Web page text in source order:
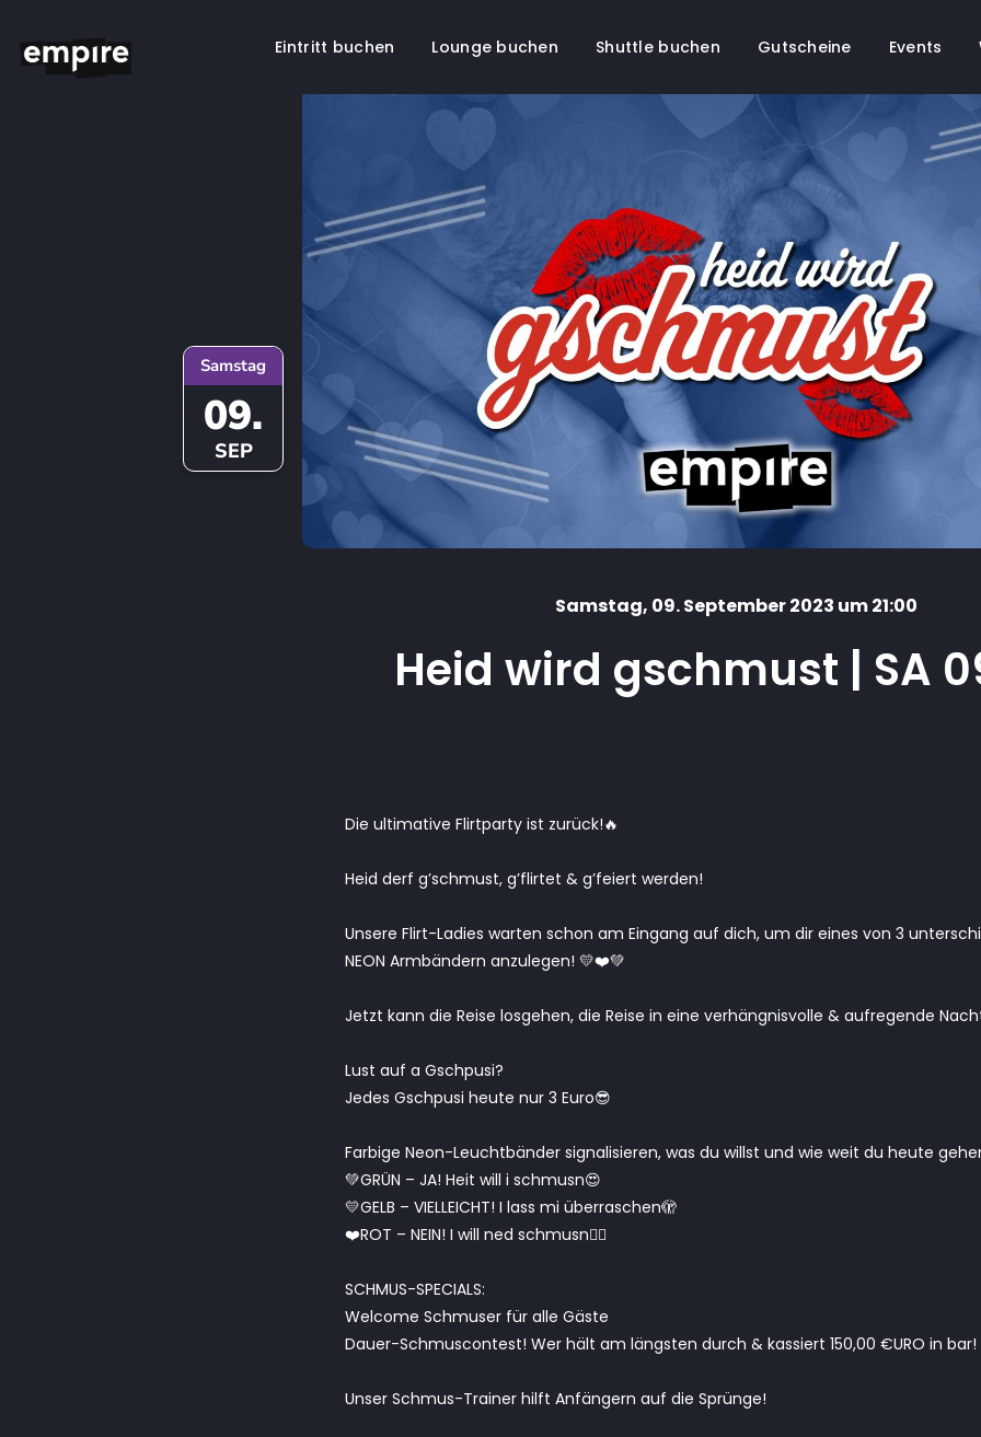
Eintritt buchen Lounge buchen Shuttle buchen Gutscheine Events
Samstag
09.
SEP
Samstag, 09. September 2023 um 21:00
Heid wird gschmust | SA
Die ultimative Flirtparty ist zurück!🔥
Heid derf g’schmust, g’flirtet & g’feiert werden!
Unsere Flirt-Ladies warten schon am Eingang auf dich, um dir eines von 3
NEON Armbändern anzulegen! 💛❤️💚
Jetzt kann die Reise losgehen, die Reise in eine verhängnisvolle & aufregende
Lust auf a Gschpusi?
Jedes Gschpusi heute nur 3 Euro😎
Farbige Neon-Leuchtbänder signalisieren, was du willst und wie weit du heute
💚GRÜN – JA! Heit will i schmusn😍
💛GELB – VIELLEICHT! I lass mi überraschen🫣
❤️ROT – NEIN! I will ned schmusn✋🏼
SCHMUS-SPECIALS:
Welcome Schmuser für alle Gäste
Dauer-Schmuscontest! Wer hält am längsten durch & kassiert 150,00 €URO in bar!
Unser Schmus-Trainer hilft Anfängern auf die Sprünge!